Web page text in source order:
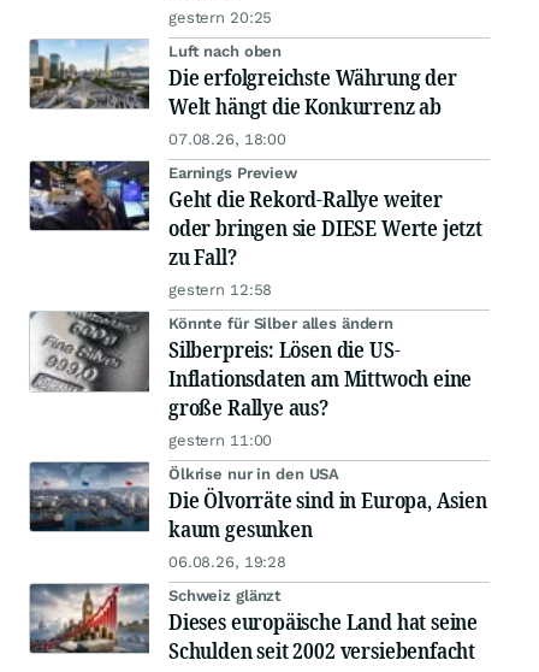
gestern 20:25
Luft nach oben
Die erfolgreichste Währung der
Welt hängt die Konkurrenz ab
07.08.26, 18:00
Earnings Preview
Geht die Rekord-Rallye weiter
oder bringen sie DIESE Werte jetzt
zu Fall?
gestern 12:58
Könnte für Silber alles ändern
Silberpreis: Lösen die US-
Inflationsdaten am Mittwoch eine
große Rallye aus?
gestern 11:00
Ölkrise nur in den USA
Die Ölvorräte sind in Europa, Asien
kaum gesunken
06.08.26, 19:28
Schweiz glänzt
Dieses europäische Land hat seine
Schulden seit 2002 versiebenfacht